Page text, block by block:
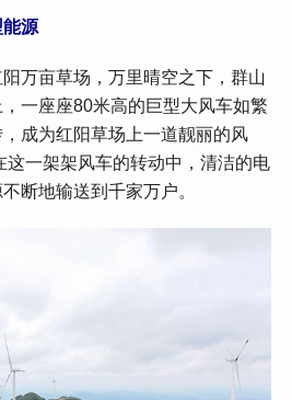
源
亩草场，万里晴空之下，群山
一座座80米高的巨型大风车如繁
成为红阳草场上一道靓丽的风
这一架架风车的转动中，清洁的电
断地输送到千家万户。